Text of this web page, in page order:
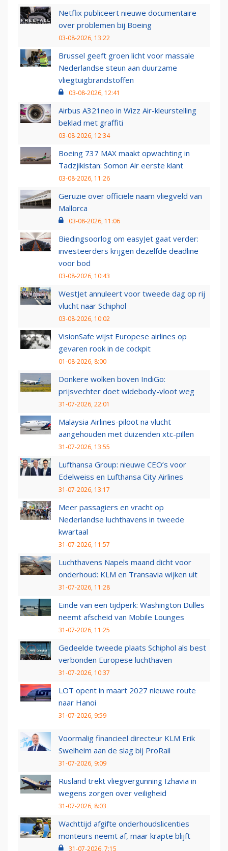
Netflix publiceert nieuwe documentaire
over problemen bij Boeing
03-08-2026, 13:22
Brussel geeft groen licht voor massale
Nederlandse steun aan duurzame
vliegtuigbrandstoffen
03-08-2026, 12:41
Airbus A321neo in Wizz Air-kleurstelling
beklad met graffiti
03-08-2026, 12:34
Boeing 737 MAX maakt opwachting in
Tadzjikistan: Somon Air eerste klant
03-08-2026, 11:26
Geruzie over officiële naam vliegveld van
Mallorca
03-08-2026, 11:06
Biedingsoorlog om easyJet gaat verder:
investeerders krijgen dezelfde deadline
voor bod
03-08-2026, 10:43
WestJet annuleert voor tweede dag op rij
vlucht naar Schiphol
03-08-2026, 10:02
VisionSafe wijst Europese airlines op
gevaren rook in de cockpit
01-08-2026, 8:00
Donkere wolken boven IndiGo:
prijsvechter doet widebody-vloot weg
31-07-2026, 22:01
Malaysia Airlines-piloot na vlucht
aangehouden met duizenden xtc-pillen
31-07-2026, 13:55
Lufthansa Group: nieuwe CEO’s voor
Edelweiss en Lufthansa City Airlines
31-07-2026, 13:17
Meer passagiers en vracht op
Nederlandse luchthavens in tweede
kwartaal
31-07-2026, 11:57
Luchthavens Napels maand dicht voor
onderhoud: KLM en Transavia wijken uit
31-07-2026, 11:28
Einde van een tijdperk: Washington Dulles
neemt afscheid van Mobile Lounges
31-07-2026, 11:25
Gedeelde tweede plaats Schiphol als best
verbonden Europese luchthaven
31-07-2026, 10:37
LOT opent in maart 2027 nieuwe route
naar Hanoi
31-07-2026, 9:59
Voormalig financieel directeur KLM Erik
Swelheim aan de slag bij ProRail
31-07-2026, 9:09
Rusland trekt vliegvergunning Izhavia in
wegens zorgen over veiligheid
31-07-2026, 8:03
Wachttijd afgifte onderhoudslicenties
monteurs neemt af, maar krapte blijft
31-07-2026, 7:15